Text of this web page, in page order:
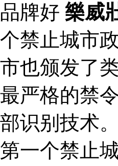
品牌好 樂威
个禁止城市
市也颁发了
最严格的禁
部识别技术。
第一个禁止